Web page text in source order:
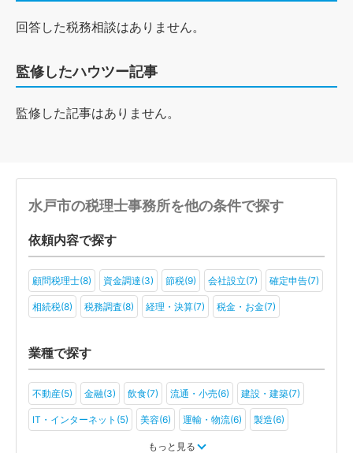
回答した税務相談はありません。
監修したハウツー記事
監修した記事はありません。
水戸市の税理士事務所を他の条件で探す
依頼内容で探す
顧問税理士(8) 資金調達(3) 節税(9) 会社設立(7) 確定申告(7)
相続税(8) 税務調査(8) 経理・決算(7) 税金・お金(7)
業種で探す
不動産(5) 金融(3) 飲食(7) 流通・小売(6) 建設・建築(7)
IT・インターネット(5) 美容(6) 運輸・物流(6) 製造(6)
旅行・ホテル(4)
もっと見る